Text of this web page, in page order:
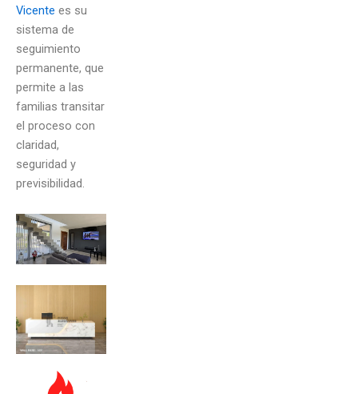
Vicente es su
sistema de
seguimiento
permanente, que
permite a las
familias transitar
el proceso con
claridad,
seguridad y
previsibilidad.